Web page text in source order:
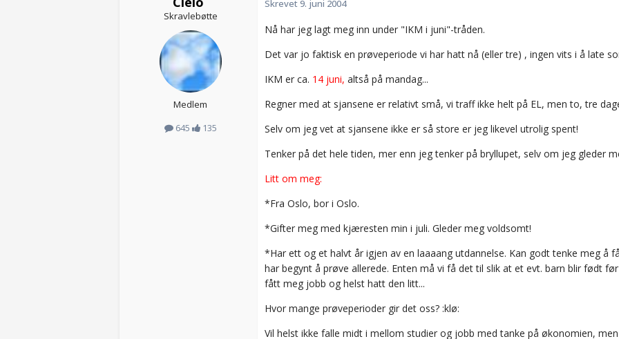
Skravlebøtte
Medlem
645
135
Skrevet9. juni 2004
Nå har jeg lagt meg inn under "IKM i juni"-tråden.
Det var jo faktisk en prøveperiode vi har hatt nå (eller tre) , ingen vits i å late
IKM er ca. 14 juni, altså på mandag...
Regner med at sjansene er relativt små, vi traff ikke helt på EL, men to, tre
Selv om jeg vet at sjansene ikke er så store er jeg likevel utrolig spent!
Tenker på det hele tiden, mer enn jeg tenker på bryllupet, selv om jeg gleder
Litt om meg:
*Fra Oslo, bor i Oslo.
*Gifter meg med kjæresten min i juli. Gleder meg voldsomt!
*Har ett og et halvt år igjen av en laaaang utdannelse. Kan godt tenke meg å
har begynt å prøve allerede. Enten må vi få det til slik at et evt. barn blir født
fått meg jobb og helst hatt den litt...
Hvor mange prøveperioder gir det oss? :klø:
Vil helst ikke falle midt i mellom studier og jobb med tanke på økonomien,